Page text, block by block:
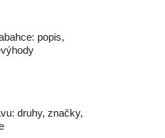
popis,
druhy, značky,